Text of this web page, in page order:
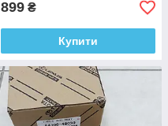
899 ₴
Купити